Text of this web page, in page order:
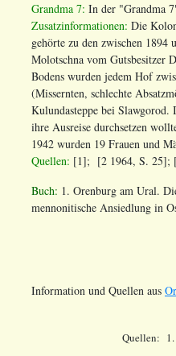
Grandma 7: In der "Grandma
Zusatzinformationen: Die
gehörte zu den zwischen
Molotschna vom Gutsbesitzer
Bodens wurden jedem Hof
(Missernten, schlechte
Kulundasteppe bei
ihre Ausreise durchsetzen
1942 wurden 19 Frauen und
Quellen: [1]; [2 1964, S. 25];
Buch: 1. Orenburg am Ural.
mennonitische Ansiedlung in
Information und Quellen aus
Quellen: 1.